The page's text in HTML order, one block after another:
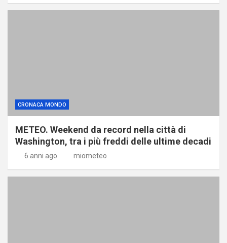
CRONACA MONDO
METEO. Weekend da record nella città di
Washington, tra i più freddi delle ultime decadi
6 anni ago miometeo